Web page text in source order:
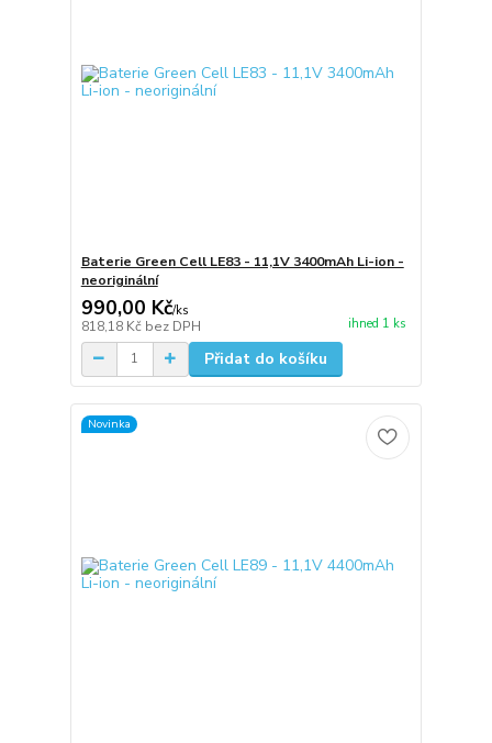
Baterie Green Cell LE83 - 11,1V 3400mAh Li-ion -
neoriginální
990,00 Kč/ks
818,18 Kč bez DPH ihned 1 ks
Přidat do košíku
Novinka